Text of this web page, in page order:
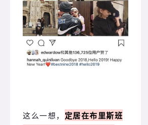
这么一想， 定居在布里斯班